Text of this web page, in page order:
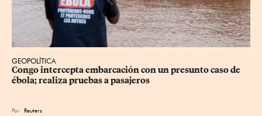
GEOPOLÍTICA
Congo intercepta embarcación con un presunto caso de
ébola; realiza pruebas a pasajeros
Por Reuters